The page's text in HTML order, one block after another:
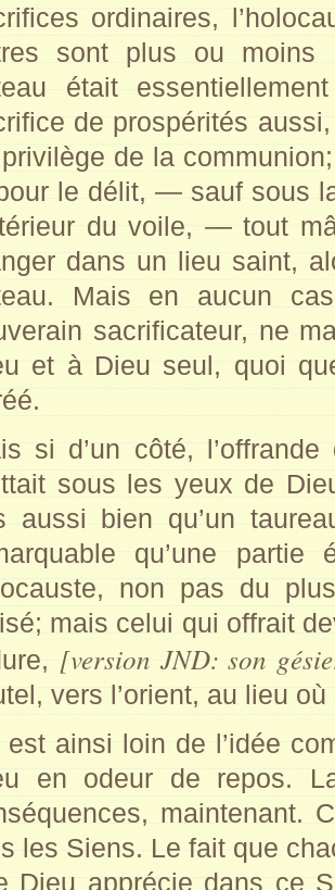
ordinaires,
sont plus ou moins
était
de prospérités
de la
le délit, — sauf sous
du voile, — tout
dans un lieu saint,
Mais en aucun
sacrificateur, ne
et à Dieu seul, quoi
si d’un côté,
sous les yeux de
aussi bien qu’un
qu’une
non pas du
mais celui qui offrait
[version JND: son
vers l’orient, au lieu
est ainsi loin de l’idée
en odeur de repos.
maintenant.
les Siens. Le fait que
Dieu apprécie dans ce